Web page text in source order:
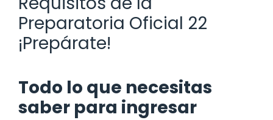
Preparatoria Oficial 22
¡Prepárate!
Todo lo que necesitas
saber para ingresar